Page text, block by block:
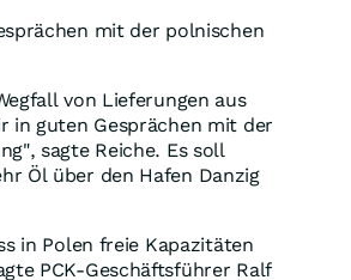
mit der polnischen
von Lieferungen aus
in guten Gesprächen mit der
sagte Reiche. Es soll
Öl über den Hafen Danzig
in Polen freie Kapazitäten
PCK-Geschäftsführer Ralf